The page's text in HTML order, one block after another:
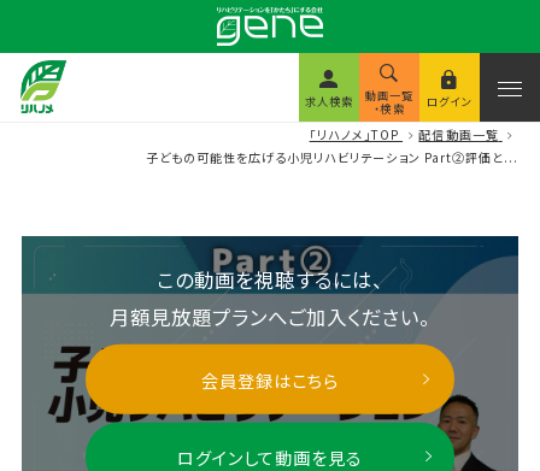
求人検索 動画一覧
・検索 ログイン
「リハノメ」TOP
配信動画一覧
子どもの可能性を広げる小児リハビリテーション Part②評価と...
この動画を視聴するには、
月額見放題プランへご加入ください。
会員登録はこちら
ログインして動画を見る